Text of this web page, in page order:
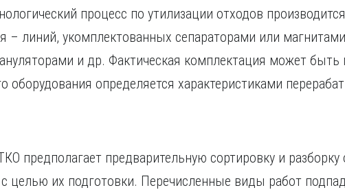
процесс по утилизации отходов
– линий, укомплектованных сепараторами или
и др. Фактическая комплектация может быть
оборудования определяется характеристиками
предполагает предварительную сортировку и
целью их подготовки. Перечисленные виды работ